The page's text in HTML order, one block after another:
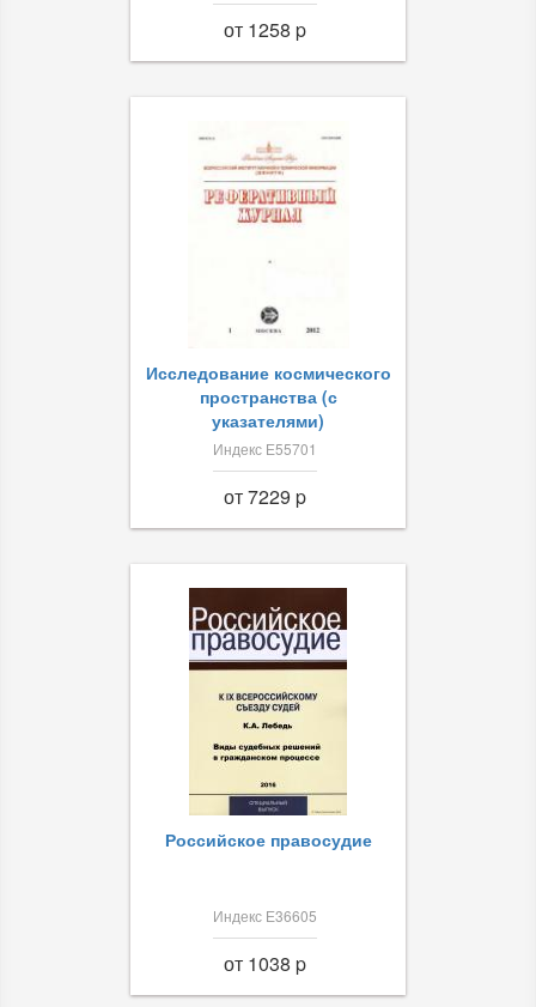
от 1258 p
Исследование космического
пространства (с
указателями)
Индекс Е55701
от 7229 p
Российское правосудие
Индекс Е36605
от 1038 p